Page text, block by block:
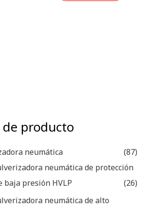
producto
neumática
(87)
neumática de protección
baja presión HVLP
(26)
neumática de alto